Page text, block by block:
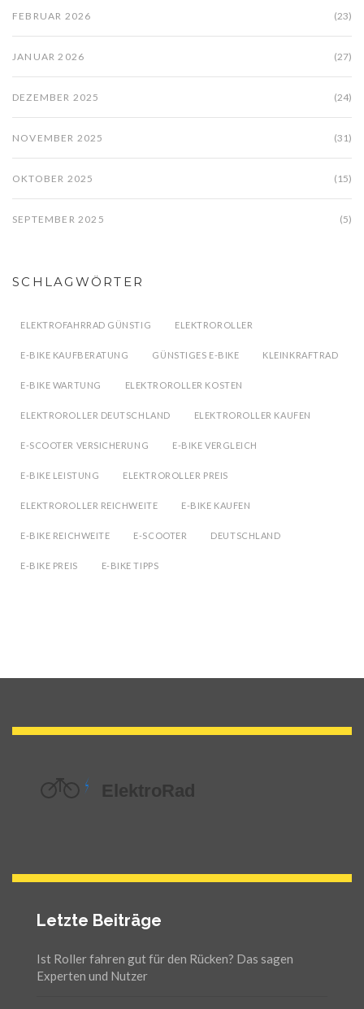
FEBRUAR 2026 (23)
JANUAR 2026 (27)
DEZEMBER 2025 (24)
NOVEMBER 2025 (31)
OKTOBER 2025 (15)
SEPTEMBER 2025 (5)
SCHLAGWÖRTER
ELEKTROFAHRRAD GÜNSTIG ELEKTROROLLER
E-BIKE KAUFBERATUNG GÜNSTIGES E-BIKE KLEINKRAFTRAD
E-BIKE WARTUNG ELEKTROROLLER KOSTEN
ELEKTROROLLER DEUTSCHLAND ELEKTROROLLER KAUFEN
E-SCOOTER VERSICHERUNG E-BIKE VERGLEICH
E-BIKE LEISTUNG ELEKTROROLLER PREIS
ELEKTROROLLER REICHWEITE E-BIKE KAUFEN
E-BIKE REICHWEITE E-SCOOTER DEUTSCHLAND
E-BIKE PREIS E-BIKE TIPPS
Letzte Beiträge
Ist Roller fahren gut für den Rücken? Das sagen
Experten und Nutzer